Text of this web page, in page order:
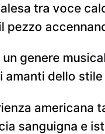
tra voce
pezzo
genere
dello stile
americana
sanguigna e